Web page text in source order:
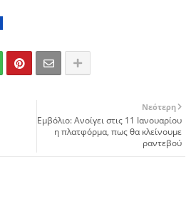
Νεότερη
Εμβόλιο: Ανοίγει στις 11 Ιανουαρίου
η πλατφόρμα, πως θα κλείνουμε
ραντεβού